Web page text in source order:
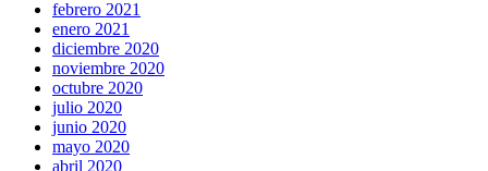
febrero 2021
enero 2021
diciembre 2020
noviembre 2020
octubre 2020
julio 2020
junio 2020
mayo 2020
abril 2020